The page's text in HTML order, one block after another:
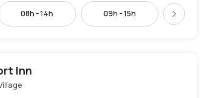
08h - 14h 09h - 15h Suivant
Inn